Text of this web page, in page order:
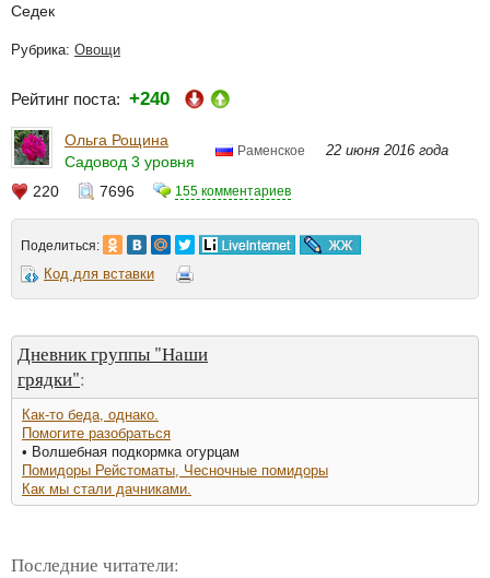
Седек
Рубрика: Овощи
Рейтинг поста: +240
Ольга Рощина
Садовод 3 уровня
Раменское 22 июня 2016 года
220 7696 155 комментариев
Поделиться:
Код для вставки
Дневник группы "Наши
грядки":
Как-то беда, однако.
Помогите разобраться
• Волшебная подкормка огурцам
Помидоры Рейстоматы, Чесночные помидоры
Как мы стали дачниками.
Последние читатели: